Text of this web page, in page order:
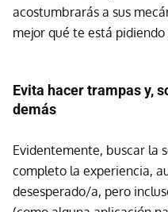
acostumbrarás a sus
mejor qué te está pidiendo
Evita hacer trampas y,
demás
Evidentemente, buscar la
completo la experiencia,
desesperado/a, pero